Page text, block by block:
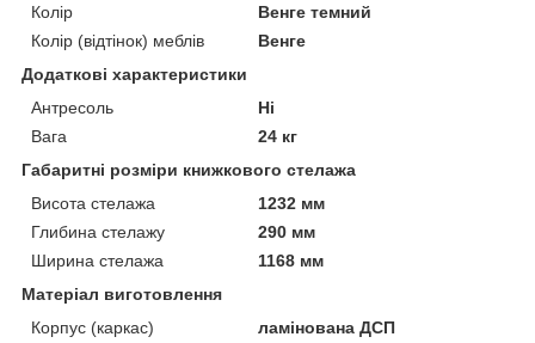
Колір
Венге темний
Колір (відтінок) меблів
Венге
Додаткові характеристики
Антресоль
Ні
Вага
24 кг
Габаритні розміри книжкового стелажа
Висота стелажа
1232 мм
Глибина стелажу
290 мм
Ширина стелажа
1168 мм
Матеріал виготовлення
Корпус (каркас)
ламінована ДСП